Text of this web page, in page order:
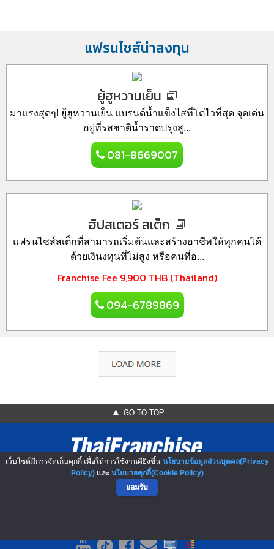
แฟรนไชส์น่าลงทุน
ยู้ฮูหวานเย็น
มาแรงสุดๆ! ยู้ฮูหวานเย็น แบรนด์น้ำแข็งไสที่โตไวที่สุด จุดเด่น
อยู่ที่รสชาติน้ำราดปรุงสู...
081-8669007
ฮิปสเตอร์ สเต็ก
แฟรนไชส์สเต็กที่สามารถเริ่มต้นและสร้างอาชีพให้ทุกคนได้
ด้วยเงินงทุนที่ไม่สูง หรือคนที่อ...
Franchise Fee 9,900 THB (Thailand)
094-6789869
▲ GO TO TOP
เว็บไซต์มีการจัดเก็บคุกกี้ เพื่อให้การใช้งานดียิ่งขึ้น นโยบายข้อมูลส่วนบุคคล(Privacy
Policy)และ นโยบายคุกกี้(Cookie Policy)
ยอมรับ